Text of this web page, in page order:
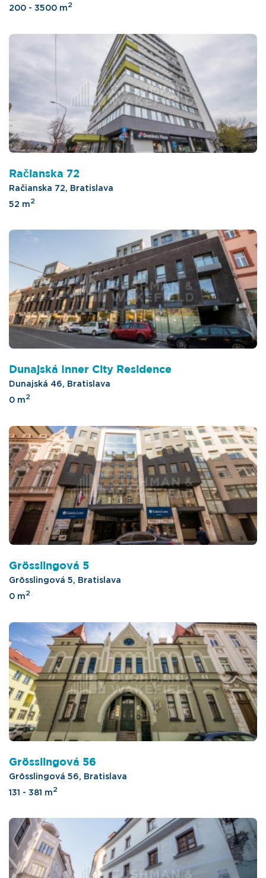
200 - 3500 m2
Račianska 72
Račianska 72, Bratislava
52 m2
Dunajská Inner City Residence
Dunajská 46, Bratislava
0 m2
Grösslingová 5
Grösslingová 5, Bratislava
0 m2
Grösslingová 56
Grösslingová 56, Bratislava
131 - 381 m2